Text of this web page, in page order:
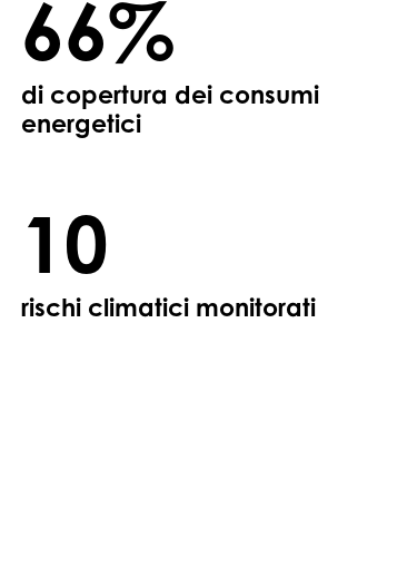
66%
di copertura dei consumi
energetici
10
rischi climatici monitorati